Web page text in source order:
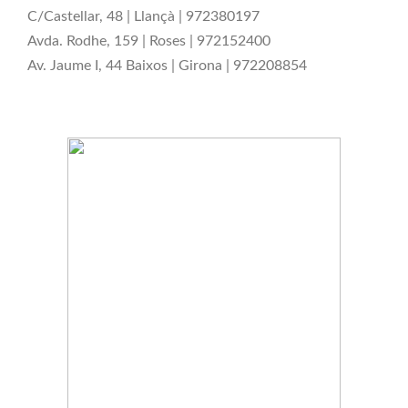
C/Castellar, 48 | Llançà | 972380197
Avda. Rodhe, 159 | Roses | 972152400
Av. Jaume I, 44 Baixos | Girona | 972208854